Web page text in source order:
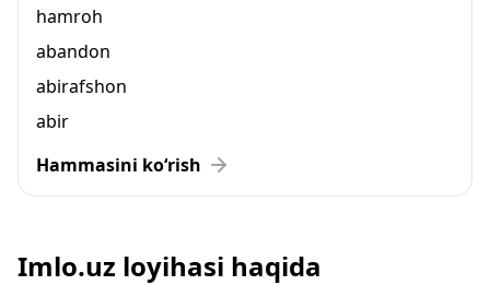
hamroh
abandon
abirafshon
abir
Hammasini ko‘rish
Imlo.uz loyihasi haqida